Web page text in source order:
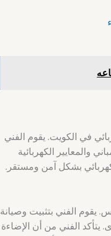
في الكويت. يقوم الفني
والمعايير الكهربائية
بشكل آمن ومستقر.
يقوم الفني بتثبيت وصيانة
يتأكد الفني من أن الإضاءة